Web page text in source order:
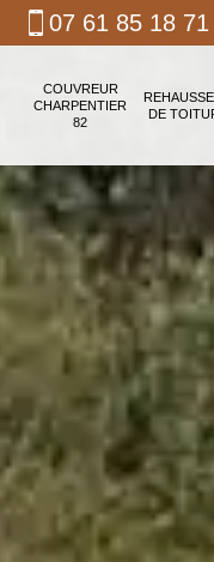
07 61 85 18 71
COUVREUR
CHARPENTIER
82
DE